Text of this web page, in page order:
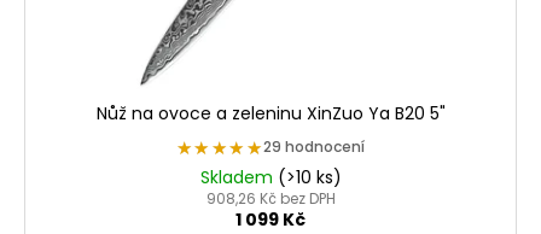
Nůž na ovoce a zeleninu XinZuo Ya B20 5"
★★★★★
★★★★★29 hodnocení
Skladem (>10 ks)
908,26 Kč bez DPH
1 099 Kč